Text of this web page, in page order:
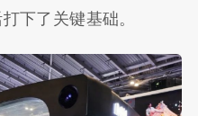
下了关键基础。